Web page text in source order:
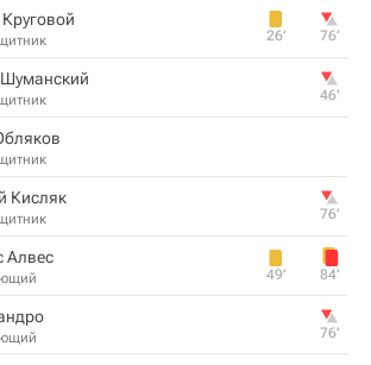
26‎’‎ 76‎’‎
46‎’‎
Кисляк
76‎’‎
Алвес
49‎’‎ 84‎’‎
76‎’‎